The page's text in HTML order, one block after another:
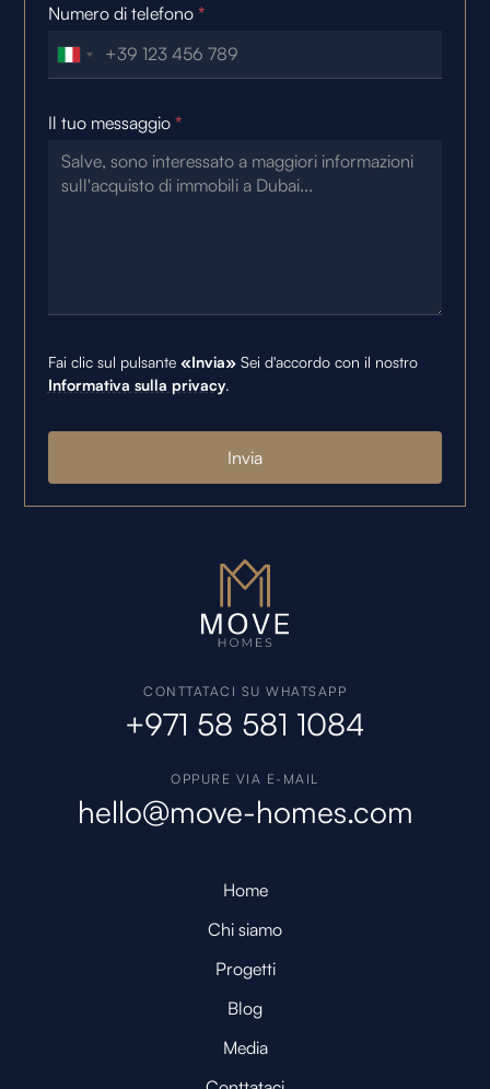
CONTTATACI SU WHATSAPP
+971 58 581 1084
OPPURE VIA E-MAIL
hello@move-homes.com
Home
Chi siamo
Progetti
Blog
Media
Numero di telefono *
Il tuo messaggio *
Fai clic sul pulsante «Invia»Sei d'accordo con il nostro
Informativa sulla privacy.